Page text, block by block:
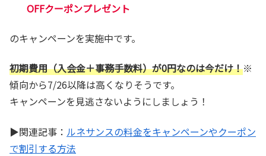
OFFクーポンプレゼント
のキャンペーンを実施中です。
初期費用（入会金＋事務手数料）が0円なのは今だけ！※
傾向から7/26以降は高くなりそうです。
キャンペーンを見逃さないようにしましょう！
▶関連記事： ルネサンスの料金をキャンペーンやクーポン
で割引する方法